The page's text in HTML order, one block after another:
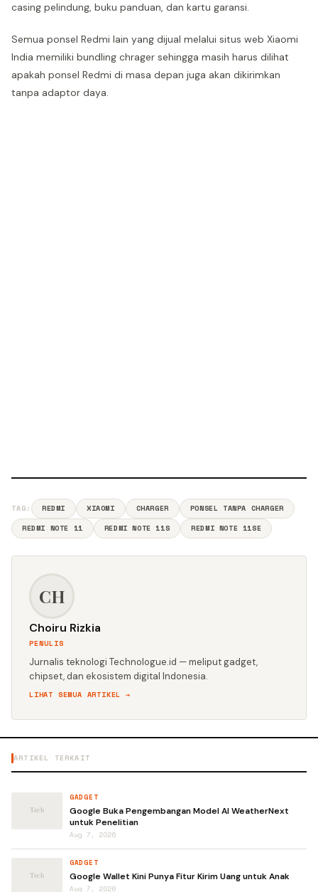
casing pelindung, buku panduan, dan kartu garansi.
Semua ponsel Redmi lain yang dijual melalui situs web Xiaomi
India memiliki bundling chrager sehingga masih harus dilihat
apakah ponsel Redmi di masa depan juga akan dikirimkan
tanpa adaptor daya.
TAG: REDMI XIAOMI CHARGER
PONSEL TANPA CHARGER
REDMI NOTE 11
REDMI NOTE 11S REDMI NOTE 11SE
CH
Choiru Rizkia
PENULIS
Jurnalis teknologi Technologue.id — meliput gadget,
chipset, dan ekosistem digital Indonesia.
LIHAT SEMUA ARTIKEL →
ARTIKEL TERKAIT
GADGET
Google Buka Pengembangan Model AI WeatherNext
untuk Penelitian
Aug 7, 2026
GADGET
Google Wallet Kini Punya Fitur Kirim Uang untuk Anak
Aug 7, 2026